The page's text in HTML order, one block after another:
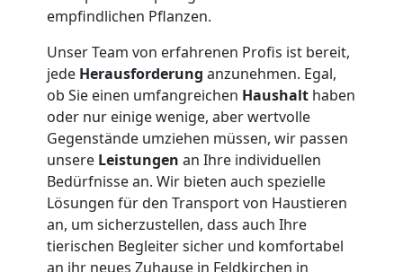
empfindlichen Pflanzen.
Unser Team von erfahrenen Profis ist bereit,
jede Herausforderung anzunehmen. Egal,
ob Sie einen umfangreichen Haushalt haben
oder nur einige wenige, aber wertvolle
Gegenstände umziehen müssen, wir passen
unsere Leistungen an Ihre individuellen
Bedürfnisse an. Wir bieten auch spezielle
Lösungen für den Transport von Haustieren
an, um sicherzustellen, dass auch Ihre
tierischen Begleiter sicher und komfortabel
an ihr neues Zuhause in Feldkirchen in
Küchenumzug
Wiener
Neustadt
Umzug
und